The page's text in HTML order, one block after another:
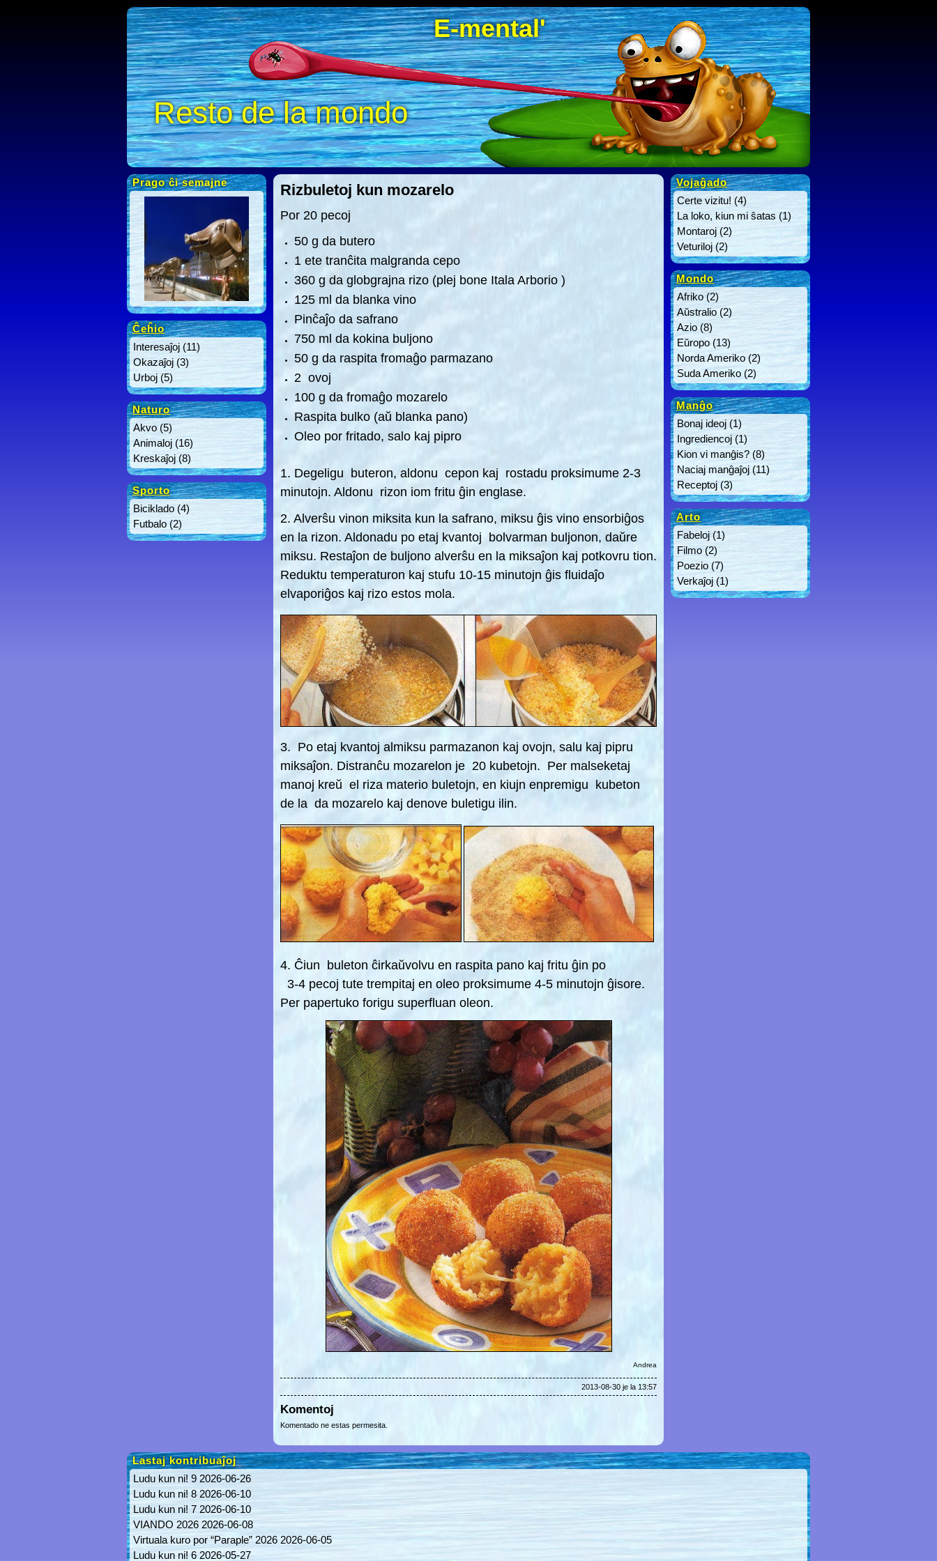
E-mental'
Resto de la mondo
Prago ĉi semajne
Ĉeĥio
Interesaĵoj (11)
Okazaĵoj (3)
Urboj (5)
Naturo
Akvo (5)
Animaloj (16)
Kreskaĵoj (8)
Sporto
Biciklado (4)
Futbalo (2)
Rizbuletoj kun mozarelo
Por 20 pecoj
50 g da butero
1 ete tranĉita malgranda cepo
360 g da globgrajna rizo (plej bone Itala Arborio )
125 ml da blanka vino
Pinĉaĵo da safrano
750 ml da kokina buljono
50 g da raspita fromaĝo parmazano
2 ovoj
100 g da fromaĝo mozarelo
Raspita bulko (aŭ blanka pano)
Oleo por fritado, salo kaj pipro
1. Degeligu buteron, aldonu cepon kaj rostadu proksimume 2-3
minutojn. Aldonu rizon iom fritu ĝin englase.
2. Alverŝu vinon miksita kun la safrano, miksu ĝis vino ensorbiĝos
en la rizon. Aldonadu po etaj kvantoj bolvarman buljonon, daŭre
miksu. Restaĵon de buljono alverŝu en la miksaĵon kaj potkovru tion.
Reduktu temperaturon kaj stufu 10-15 minutojn ĝis fluidaĵo
elvaporiĝos kaj rizo estos mola.
3. Po etaj kvantoj almiksu parmazanon kaj ovojn, salu kaj pipru
miksaĵon. Distranĉu mozarelon je 20 kubetojn. Per malseketaj
manoj kreŭ el riza materio buletojn, en kiujn enpremigu kubeton
de la da mozarelo kaj denove buletigu ilin.
4. Ĉiun buleton ĉirkaŭvolvu en raspita pano kaj fritu ĝin po
3-4 pecoj tute trempitaj en oleo proksimume 4-5 minutojn ĝisore.
Per papertuko forigu superfluan oleon.
Andrea
2013-08-30 je la 13:57
Komentoj
Komentado ne estas permesita.
Vojaĝado
Certe vizitu! (4)
La loko, kiun mi ŝatas (1)
Montaroj (2)
Veturiloj (2)
Mondo
Afriko (2)
Aŭstralio (2)
Azio (8)
Eŭropo (13)
Norda Ameriko (2)
Suda Ameriko (2)
Manĝo
Bonaj ideoj (1)
Ingrediencoj (1)
Kion vi manĝis? (8)
Naciaj manĝaĵoj (11)
Receptoj (3)
Arto
Fabeloj (1)
Filmo (2)
Poezio (7)
Verkaĵoj(1)
Lastaj kontribuaĵoj
Ludu kun ni! 9 2026-06-26
Ludu kun ni! 8 2026-06-10
Ludu kun ni! 7 2026-06-10
VIANDO 2026 2026-06-08
Virtuala kuro por “Paraple” 2026 2026-06-05
Ludu kun ni! 6 2026-05-27